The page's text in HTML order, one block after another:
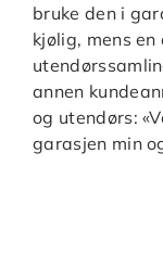
bruke den i
kjølig, mens
annen
og utendørs:
garasjen min